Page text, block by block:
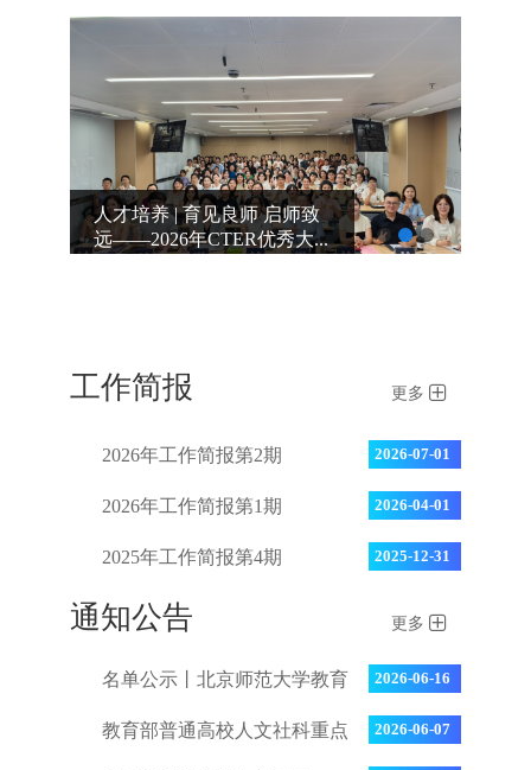
人才培养 | 育见良师 启师致
远——2026年CTER优秀大...
人才培养丨立足单元教学 涵
养语文素养——2025级语文
更多
工作简报
2026年工作简报第2期 2026-07-01
2026年工作简报第1期 2026-04-01
2025年工作简报第4期 2025-12-31
更多
通知公告
名单公示丨北京师范大学教育
学部教师教育研究院2026年...
2026-06-16
教育部普通高校人文社科重点 2026-06-07